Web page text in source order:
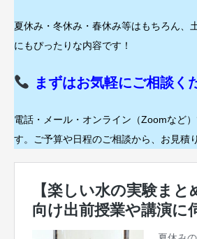
夏休み・冬休み・春休み等はもちろん、
にもぴったりな内容です！
まずはお気軽にご相談く
電話・メール・オンライン（Zoomなど
す。ご予算や日程のご相談から、お見積